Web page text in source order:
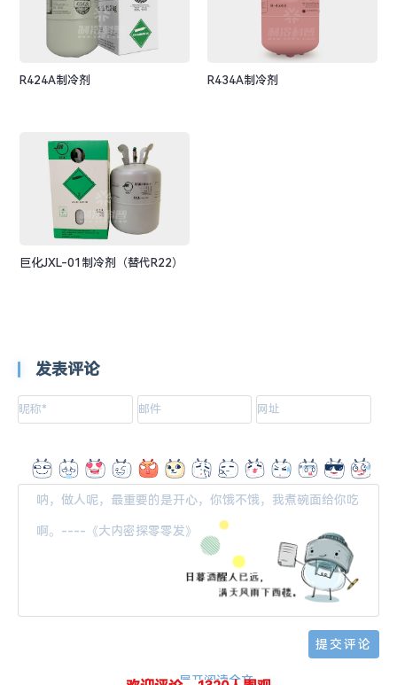
-- 展开阅读全文 --
R424A制冷剂 R434A制冷剂
巨化JXL-01制冷剂（替代R22）
发表评论